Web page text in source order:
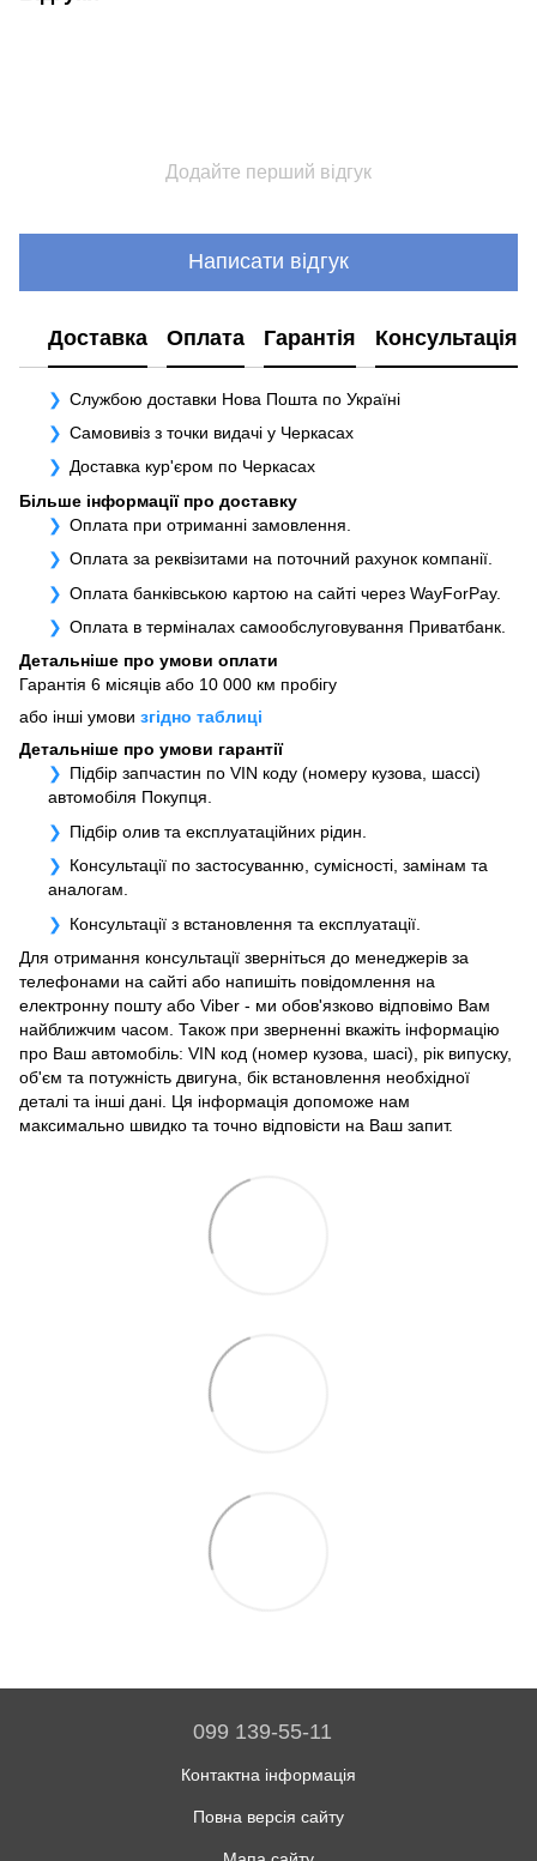
Додайте перший відгук
Написати відгук
Доставка Оплата Гарантія Консультація
Службою доставки Нова Пошта по Україні
Самовивіз з точки видачі у Черкасах
Доставка кур'єром по Черкасах
Більше інформації про доставку
Оплата при отриманні замовлення.
Оплата за реквізитами на поточний рахунок компанії.
Оплата банківською картою на сайті через WayForPay.
Оплата в терміналах самообслуговування Приватбанк.
Детальніше про умови оплати
Гарантія 6 місяців або 10 000 км пробігу
або інші умови згідно таблиці
Детальніше про умови гарантії
Підбір запчастин по VIN коду (номеру кузова, шассі)
автомобіля Покупця.
Підбір олив та експлуатаційних рідин.
Консультації по застосуванню, сумісності, замінам та
аналогам.
Консультації з встановлення та експлуатації.
Для отримання консультації зверніться до менеджерів за
телефонами на сайті або напишіть повідомлення на
електронну пошту або Viber - ми обов'язково відповімо Вам
найближчим часом. Також при зверненні вкажіть інформацію
про Ваш автомобіль: VIN код (номер кузова, шасі), рік випуску,
об'єм та потужність двигуна, бік встановлення необхідної
деталі та інші дані. Ця інформація допоможе нам
максимально швидко та точно відповісти на Ваш запит.
099 139-55-11
Контактна інформація
Повна версія сайту